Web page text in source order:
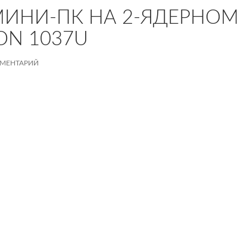
ПК НА 2-ЯДЕРНОМ
1037U